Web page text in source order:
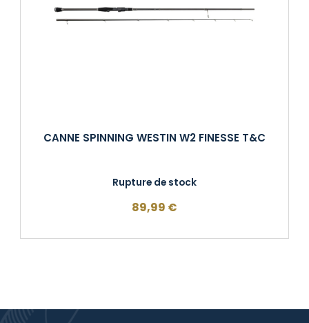
CANNE SPINNING WESTIN W2 FINESSE T&C
Rupture de stock
89,99 €